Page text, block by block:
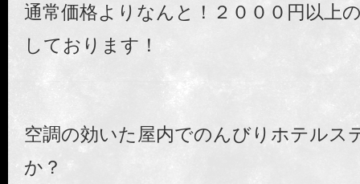
通常価格よりなんと！２０００円以上
しております！
空調の効いた屋内でのんびりホテルス
か？